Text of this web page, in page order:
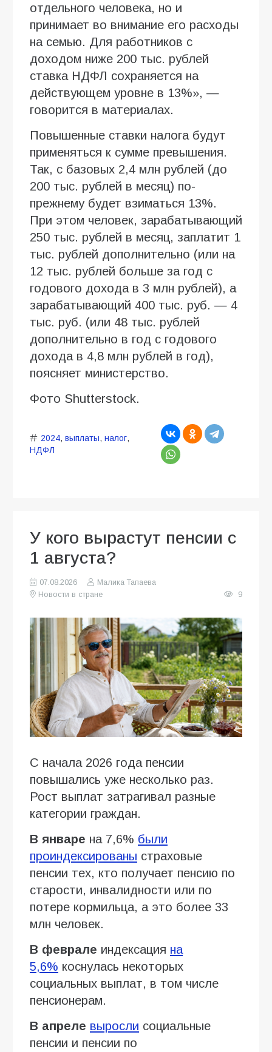
отдельного человека, но и
принимает во внимание его расходы
на семью. Для работников с
доходом ниже 200 тыс. рублей
ставка НДФЛ сохраняется на
действующем уровне в 13%», —
говорится в материалах.
Повышенные ставки налога будут
применяться к сумме превышения.
Так, с базовых 2,4 млн рублей (до
200 тыс. рублей в месяц) по-
прежнему будет взиматься 13%.
При этом человек, зарабатывающий
250 тыс. рублей в месяц, заплатит 1
тыс. рублей дополнительно (или на
12 тыс. рублей больше за год с
годового дохода в 3 млн рублей), а
зарабатывающий 400 тыс. руб. — 4
тыс. руб. (или 48 тыс. рублей
дополнительно в год с годового
дохода в 4,8 млн рублей в год),
поясняет министерство.
Фото Shutterstock.
2024, выплаты, налог,
НДФЛ
У кого вырастут пенсии с
1 августа?
07.08.2026
Малика Тапаева
Новости в стране
9
С начала 2026 года пенсии
повышались уже несколько раз.
Рост выплат затрагивал разные
категории граждан.
В январе на 7,6% были
проиндексированы страховые
пенсии тех, кто получает пенсию по
старости, инвалидности или по
потере кормильца, а это более 33
млн человек.
В феврале индексация на
5,6% коснулась некоторых
социальных выплат, в том числе
пенсионерам.
В апреле выросли социальные
пенсии и пенсии по